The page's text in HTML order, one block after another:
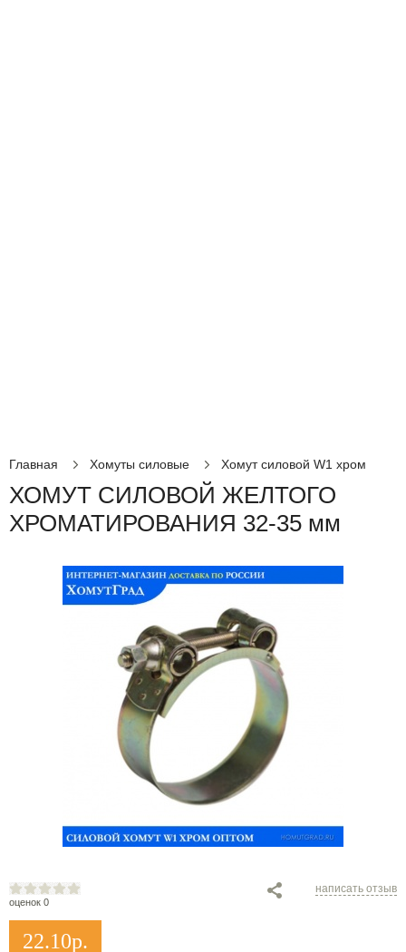
Главная Хомуты силовые Хомут силовой W1 хром
ХОМУТ СИЛОВОЙ ЖЕЛТОГО
ХРОМАТИРОВАНИЯ 32-35 мм
оценок 0
написать отзыв
22.10р.